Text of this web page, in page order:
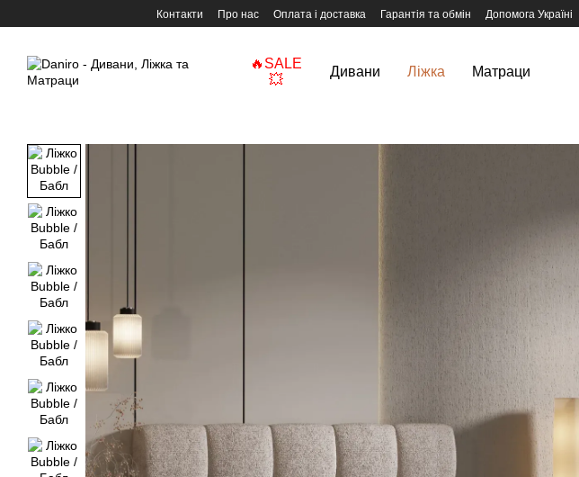
Перейти до основного контенту
Контакти Про нас Оплата і доставка Гарантія та обмін Допомога Україні
🔥SALE
💥
Дивани Ліжка Матраци